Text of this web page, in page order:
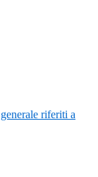
riferiti a